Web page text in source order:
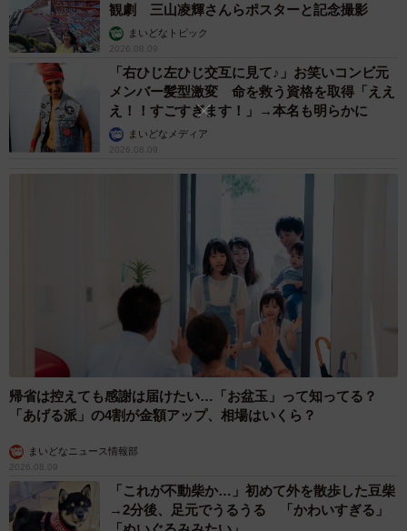
かもしれません。「適度に受け流す」姿勢こそが、人間関
係を円滑に保つ鍵なのではないでしょうか。
◇ ◇
あなたの職場の「嫌味おばさん（おじさん）」…その対処
流行を意識して新しいジャケットを着て出社したところ、
おじさん上司に「そのジャケットはもっと背が高くてクー
ルなイメージの人が似合うんじゃないの？ 〇〇ちゃんは
クール系じゃないからな～」と言われました。自分はしわ
だらけのスーツしか着てないくせに腹が立ちました。もし
また言われたら無視します。
▽30代女性
は熱を出してしまいます。独身の先輩から「お子さんがい
ると、たくさん休めていいわね」と嫌味を言われるけど、
こっちはもう有休はすべて消化している。仕事を手伝って
観劇 三山凌輝さんらポスターと記念撮影
まいどなトピック
2026.08.09
「右ひじ左ひじ交互に見て♪」お笑いコンビ元
メンバー髪型激変 命を救う資格を取得「ええ
え！！すごすぎます！」→本名も明らかに
まいどなメディア
2026.08.09
帰省は控えても感謝は届けたい…「お盆玉」って知ってる？
「あげる派」の4割が金額アップ、相場はいくら？
まいどなニュース情報部
2026.08.09
「これが不動柴か…」初めて外を散歩した豆柴
→2分後、足元でうるうる 「かわいすぎる」